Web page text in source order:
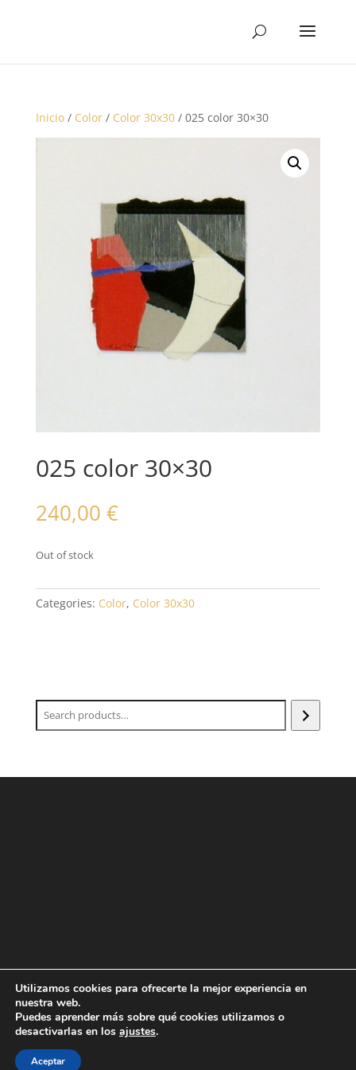
Inicio/ Color/ Color 30x30/ 025 color 30×30
025 color 30×30
240,00 €
Out of stock
Categories: Color, Color 30x30
Designed with love byshowin
Condiciones Generales de la Venta
condiciones de uso
Utilizamos cookies para ofrecerte la mejor experiencia en
nuestra web.
Puedes aprender más sobre qué cookies utilizamos o
desactivarlas en los ajustes.
Aceptar